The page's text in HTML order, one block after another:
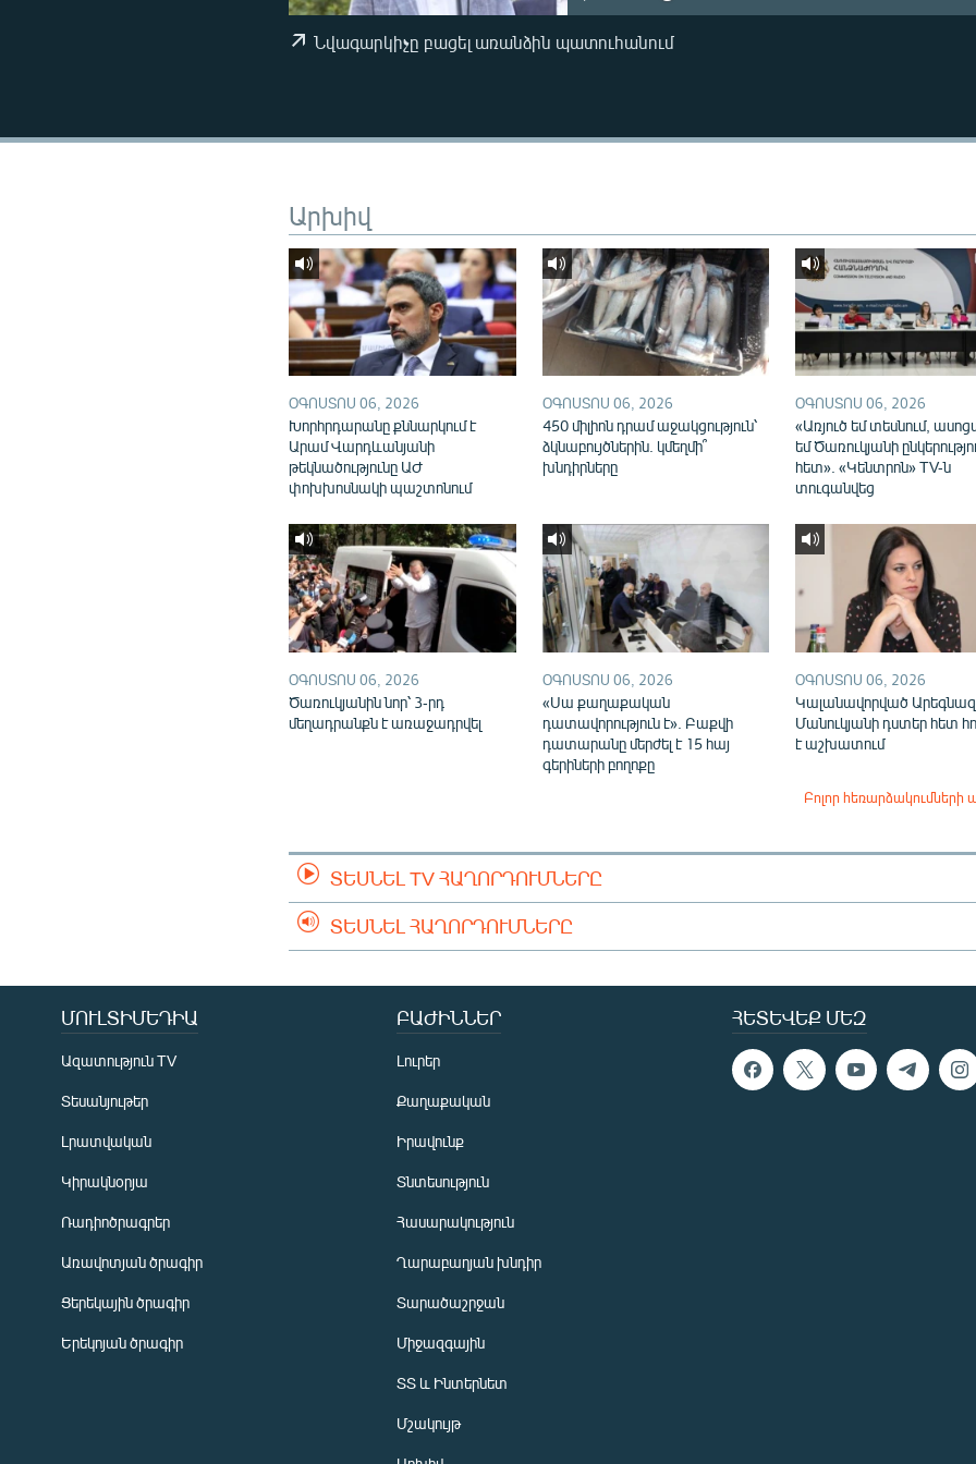
Նվագարկիչը բացել առանձին պատուհանում
Արխիվ
ՕԳՈՍՏՈՍ 06, 2026
Խորհրդարանը քննարկում է
Արամ Վարդևանյանի
թեկնածությունը ԱԺ
փոխխոսնակի պաշտոնում
ՕԳՈՍՏՈՍ 06, 2026
450 միլիոն դրամ աջակցություն՝
ձկնաբույծներին. կմեղմի՞
խնդիրները
ՕԳՈՍՏՈՍ 06, 2026
«Առյուծ եմ տեսնում,
եմ Ծառուկյանի
հետ». «Կենտրոն» TV-ն
տուգանվեց
ՕԳՈՍՏՈՍ 06, 2026
Ծառուկյանին նոր՝ 3-րդ
մեղադրանքն է առաջադրվել
ՕԳՈՍՏՈՍ 06, 2026
«Սա քաղաքական
դատավորություն է». Բաքվի
դատարանը մերժել է 15 հայ
գերիների բողոքը
ՕԳՈՍՏՈՍ 06, 2026
Կալանավորված Արեգնազ
Մանուկյանի դստեր հետ
է աշխատում
Բոլոր հեռարձակումների
ՏԵՍՆԵԼ TV ՀԱՂՈՐԴՈՒՄՆԵՐԸ
ՏԵՍՆԵԼ ՀԱՂՈՐԴՈՒՄՆԵՐԸ
ՀԵՏԵՎԵՔ ՄԵԶ
ՄՈՒԼՏԻՄԵԴԻԱ
Ազատություն TV
Տեսանյութեր
Լրատվական
Կիրակնօրյա
Ռադիոծրագրեր
Առավոտյան ծրագիր
Ցերեկային ծրագիր
Երեկոյան ծրագիր
ԲԱԺԻՆՆԵՐ
Լուրեր
Քաղաքական
Իրավունք
Տնտեսություն
Հասարակություն
Ղարաբաղյան խնդիր
Տարածաշրջան
Միջազգային
ՏՏ և Ինտերնետ
Մշակույթ